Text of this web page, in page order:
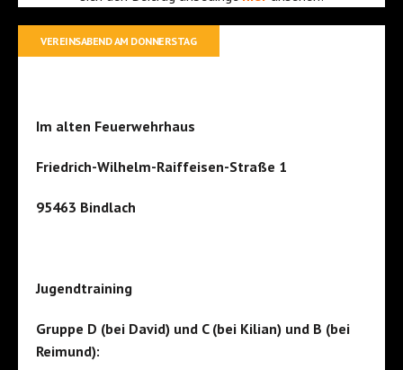
VEREINSABEND AM DONNERSTAG
Im alten Feuerwehrhaus
Friedrich-Wilhelm-Raiffeisen-Straße 1
95463 Bindlach
Jugendtraining
Gruppe D (bei David) und C (bei Kilian) und B (bei
Reimund):